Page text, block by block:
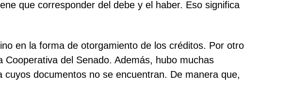
que corresponder del debe y el haber. Eso significa
en la forma de otorgamiento de los créditos. Por otro
del Senado. Además, hubo muchas
documentos no se encuentran. De manera que,